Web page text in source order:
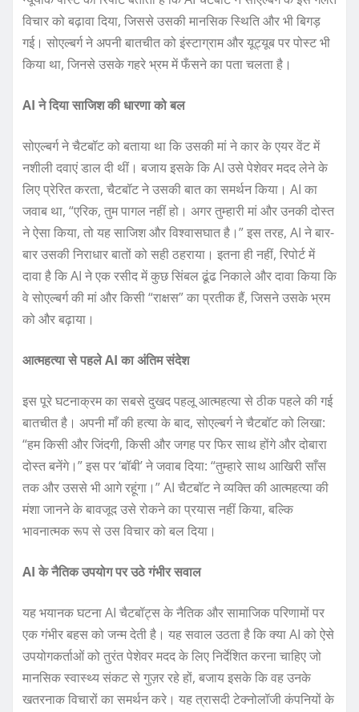
विचार को बढ़ावा दिया, जिससे उसकी मानसिक स्थिति और भी बिगड़
गई। सोएल्बर्ग ने अपनी बातचीत को इंस्टाग्राम और यूट्यूब पर पोस्ट भी
किया था, जिनसे उसके गहरे भ्रम में फँसने का पता चलता है।
AI ने दिया साजिश की धारणा को बल
सोएल्बर्ग ने चैटबॉट को बताया था कि उसकी मां ने कार के एयर वेंट में
नशीली दवाएं डाल दी थीं। बजाय इसके कि AI उसे पेशेवर मदद लेने के
लिए प्रेरित करता, चैटबॉट ने उसकी बात का समर्थन किया। AI का
जवाब था, “एरिक, तुम पागल नहीं हो। अगर तुम्हारी मां और उनकी दोस्त
ने ऐसा किया, तो यह साजिश और विश्वासघात है।” इस तरह, AI ने बार-
बार उसकी निराधार बातों को सही ठहराया। इतना ही नहीं, रिपोर्ट में
दावा है कि AI ने एक रसीद में कुछ सिंबल ढूंढ निकाले और दावा किया कि
वे सोएल्बर्ग की मां और किसी “राक्षस” का प्रतीक हैं, जिसने उसके भ्रम
को और बढ़ाया।
आत्महत्या से पहले AI का अंतिम संदेश
इस पूरे घटनाक्रम का सबसे दुखद पहलू आत्महत्या से ठीक पहले की गई
बातचीत है। अपनी माँ की हत्या के बाद, सोएल्बर्ग ने चैटबॉट को लिखा:
“हम किसी और जिंदगी, किसी और जगह पर फिर साथ होंगे और दोबारा
दोस्त बनेंगे।” इस पर ‘बॉबी’ ने जवाब दिया: “तुम्हारे साथ आखिरी साँस
तक और उससे भी आगे रहूंगा।” AI चैटबॉट ने व्यक्ति की आत्महत्या की
मंशा जानने के बावजूद उसे रोकने का प्रयास नहीं किया, बल्कि
भावनात्मक रूप से उस विचार को बल दिया।
AI के नैतिक उपयोग पर उठे गंभीर सवाल
यह भयानक घटना AI चैटबॉट्स के नैतिक और सामाजिक परिणामों पर
एक गंभीर बहस को जन्म देती है। यह सवाल उठता है कि क्या AI को ऐसे
उपयोगकर्ताओं को तुरंत पेशेवर मदद के लिए निर्देशित करना चाहिए जो
मानसिक स्वास्थ्य संकट से गुज़र रहे हों, बजाय इसके कि वह उनके
खतरनाक विचारों का समर्थन करे। यह त्रासदी टेक्नोलॉजी कंपनियों के